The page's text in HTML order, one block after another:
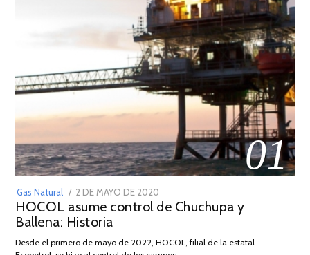
01
Gas Natural
POSTED
ON
2 DE MAYO DE 2020
DE
2026
HOCOL asume control de Chuchupa y
Ballena: Historia
Desde el primero de mayo de 2022, HOCOL, filial de la estatal